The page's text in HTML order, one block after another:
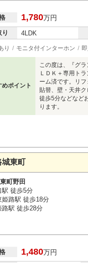
1,780万円
り 4LDK
り モニタ付インターホン
めポイント
この度は、『グ
ＬＤＫ＋専用ト
ーム済です。リ
貼替、壁・天井
徒歩5分などなど
ります。
城東町
町野田
駅 徒歩5分
姫路駅 徒歩18分
路駅 徒歩28分
1,480万円